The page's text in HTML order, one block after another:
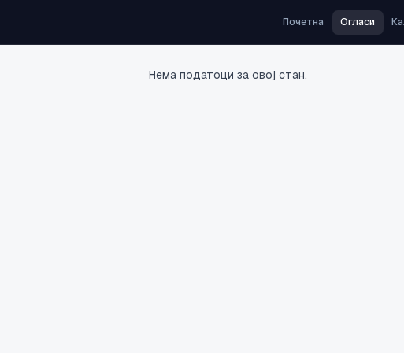
Почетна Огласи
Нема податоци за овој стан.